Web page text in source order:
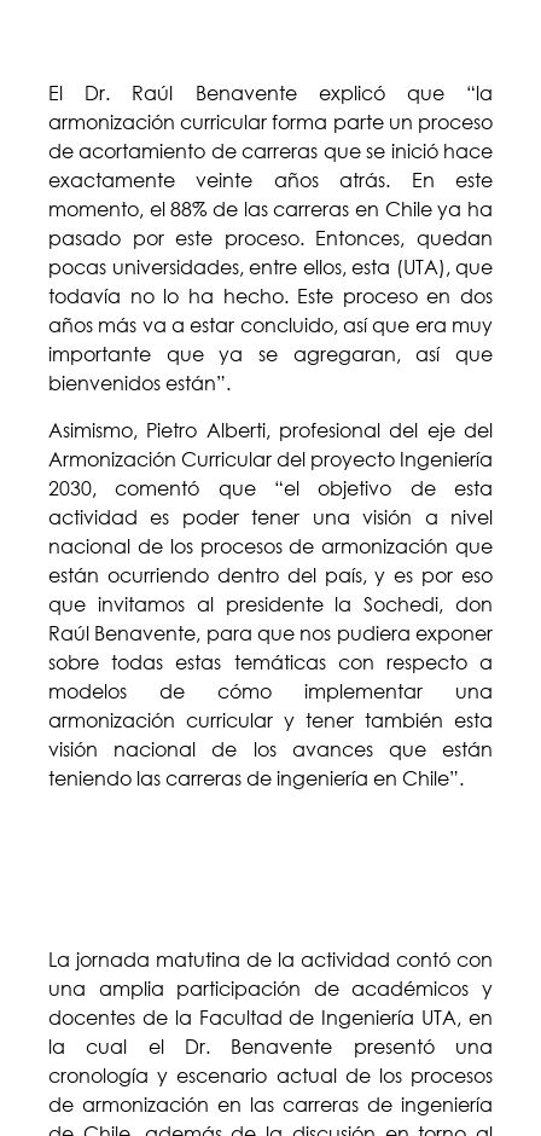
El Dr. Raúl Benavente explicó que “la
armonización curricular forma parte un proceso
de acortamiento de carreras que se inició hace
exactamente veinte años atrás. En este
momento, el 88% de las carreras en Chile ya ha
pasado por este proceso. Entonces, quedan
pocas universidades, entre ellos, esta (UTA), que
todavía no lo ha hecho. Este proceso en dos
años más va a estar concluido, así que era muy
importante que ya se agregaran, así que
bienvenidos están”.
Asimismo, Pietro Alberti, profesional del eje del
Armonización Curricular del proyecto Ingeniería
2030, comentó que “el objetivo de esta
actividad es poder tener una visión a nivel
nacional de los procesos de armonización que
están ocurriendo dentro del país, y es por eso
que invitamos al presidente la Sochedi, don
Raúl Benavente, para que nos pudiera exponer
sobre todas estas temáticas con respecto a
modelos de cómo implementar una
armonización curricular y tener también esta
visión nacional de los avances que están
teniendo las carreras de ingeniería en Chile”.
La jornada matutina de la actividad contó con
una amplia participación de académicos y
docentes de la Facultad de Ingeniería UTA, en
la cual el Dr. Benavente presentó una
cronología y escenario actual de los procesos
de armonización en las carreras de ingeniería